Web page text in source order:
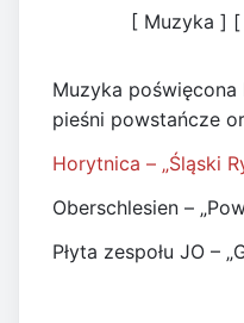
[ Muzyka ] [
Muzyka poświęcona
pieśni powstańcze
Horytnica – „Śląski
Oberschlesien –
Płyta zespołu JO –